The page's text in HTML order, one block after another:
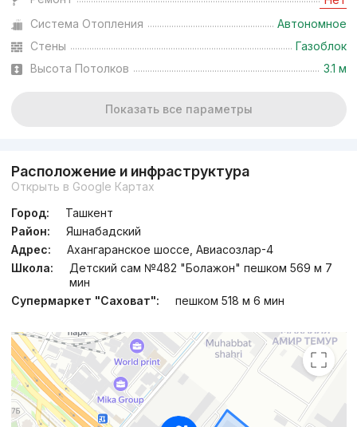
Система Отопления
Автономное
Стены
Газоблок
Высота Потолков
3.1 м
Показать все параметры
Расположение и инфраструктура
Открыть в Google Картах
Город:
Ташкент
Район:
Яшнабадский
Адрес:
Ахангаранское шоссе, Авиасозлар-4
Школа:
Детский сам №482 "Болажон" пешком 569 м 7
мин
Супермаркет "Саховат":
пешком 518 м 6 мин